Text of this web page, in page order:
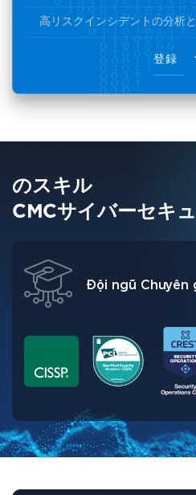
高リスクインシデントの分析
登録
のスキル
CMCサイバーセキ
Đội ngũ Chuyên